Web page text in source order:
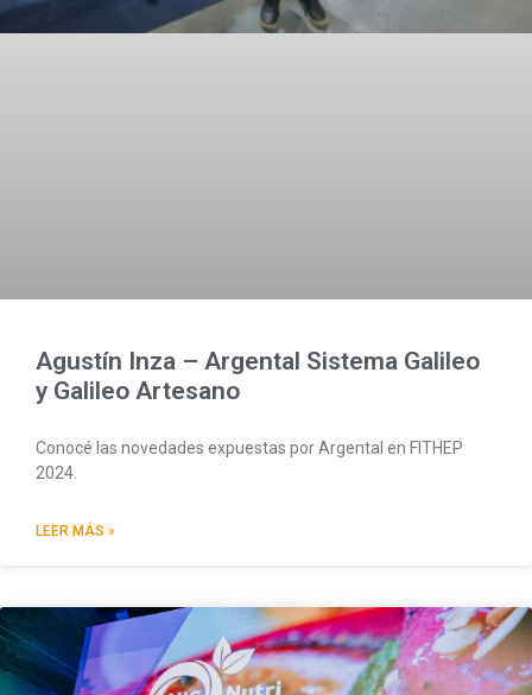
Agustín Inza – Argental Sistema Galileo
y Galileo Artesano
Conocé las novedades expuestas por Argental en FITHEP
2024.
LEER MÁS »